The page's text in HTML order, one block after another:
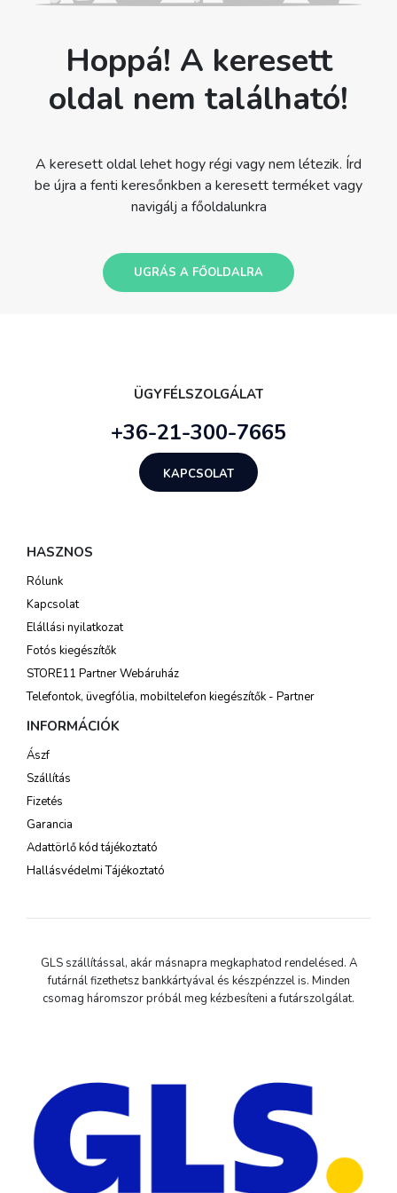
Hoppá! A keresett
oldal nem található!
A keresett oldal lehet hogy régi vagy nem létezik. Írd
be újra a fenti keresőnkben a keresett terméket vagy
navigálj a főoldalunkra
UGRÁS A FŐOLDALRA
ÜGYFÉLSZOLGÁLAT
+36-21-300-7665
KAPCSOLAT
HASZNOS
Rólunk
Kapcsolat
Elállási nyilatkozat
Fotós kiegészítők
STORE11 Partner Webáruház
Telefontok, üvegfólia, mobiltelefon kiegészítők - Partner
INFORMÁCIÓK
Ászf
Szállítás
Fizetés
Garancia
Adattörlő kód tájékoztató
Hallásvédelmi Tájékoztató
GLS szállítással, akár másnapra megkaphatod rendelésed. A
futárnál fizethetsz bankkártyával és készpénzzel is. Minden
csomag háromszor próbál meg kézbesíteni a futárszolgálat.